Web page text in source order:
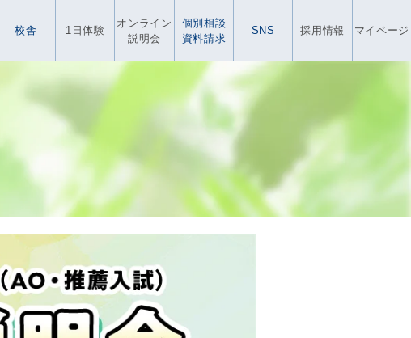
校舎 1日体験
オンライン
説明会
個別相談
資料請求
SNS 採用情報 マイページ